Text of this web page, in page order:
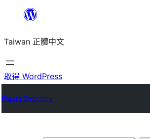
主
要
內
Taiwan 正體中文
取得 WordPress
Plugin Directory